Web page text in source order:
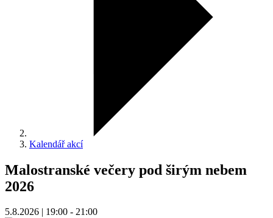
Kalendář akcí
Malostranské večery pod širým nebem
2026
5.8.2026 | 19:00 - 21:00